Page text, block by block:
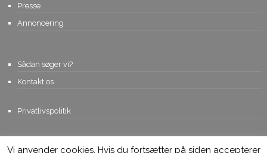
Presse
Annoncering
Sådan søger vi?
Kontakt os
Privatlivspolitik
Vi anvender cookies. Hvis du fortsætter på siden accepterer